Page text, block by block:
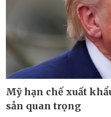
Thế giới
Cuộc sống đó đây
Hồ sơ
Mỹ hạn chế xuất
sản quan trọng